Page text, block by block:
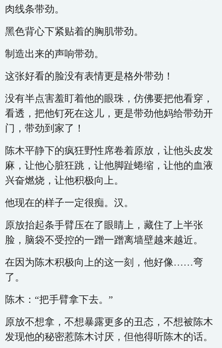
肉线条带劲。
黑色背心下紧贴着的胸肌带劲。
制造出来的声响带劲。
这张好看的脸没有表情更是格外带劲！
没有半点害羞盯着他的眼珠，仿佛要把他看穿，
看透，把他钉死在这儿，更是带劲他妈给带劲开
门，带劲到家了！
陈木平静下的疯狂野性席卷着原放，让他头皮发
麻，让他心脏狂跳，让他脚趾蜷缩，让他的血液
兴奋燃烧，让他积极向上。
他现在的样子一定很痴。汉。
原放抬起条手臂压在了眼睛上，藏住了上半张
脸，脑袋不受控的一蹭一蹭离墙壁越来越近。
在因为陈木积极向上的这一刻，他好像……弯
了。
陈木：“把手臂拿下去。”
原放不想拿，不想暴露更多的丑态，不想被陈木
发现他的秘密惹陈木讨厌，但他得听陈木的话。